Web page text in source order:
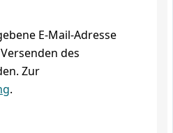
E-Mail-Adresse
des
Zur
.